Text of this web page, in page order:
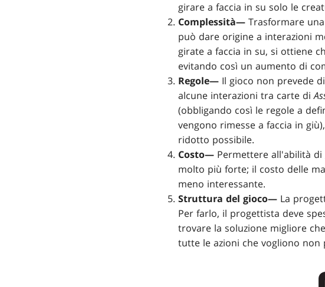
girare a faccia in su solo le
Complessità— Trasformare
può dare origine a interazioni
girate a faccia in su, si ottiene
evitando così un aumento di
Regole— Il gioco non prevede
alcune interazioni tra carte di
(obbligando così le regole a
vengono rimesse a faccia in
ridotto possibile.
Costo— Permettere all'abilità
molto più forte; il costo delle
meno interessante.
Struttura del gioco— La
Per farlo, il progettista deve
trovare la soluzione migliore
tutte le azioni che vogliono